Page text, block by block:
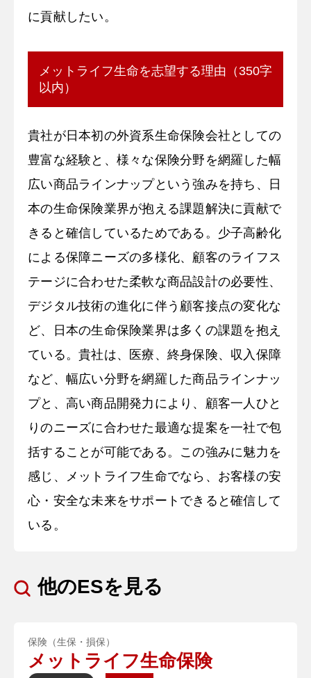
に貢献したい。
メットライフ生命を志望する理由（350字
以内）
貴社が日本初の外資系生命保険会社としての
豊富な経験と、様々な保険分野を網羅した幅
広い商品ラインナップという強みを持ち、日
本の生命保険業界が抱える課題解決に貢献で
きると確信しているためである。少子高齢化
による保障ニーズの多様化、顧客のライフス
テージに合わせた柔軟な商品設計の必要性、
デジタル技術の進化に伴う顧客接点の変化な
ど、日本の生命保険業界は多くの課題を抱え
ている。貴社は、医療、終身保険、収入保障
など、幅広い分野を網羅した商品ラインナッ
プと、高い商品開発力により、顧客一人ひと
りのニーズに合わせた最適な提案を一社で包
括することが可能である。この強みに魅力を
感じ、メットライフ生命でなら、お客様の安
心・安全な未来をサポートできると確信して
いる。
他のESを見る
保険（生保・損保）
メットライフ生命保険